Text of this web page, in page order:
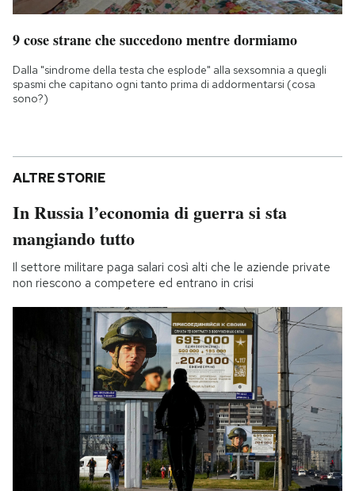
9 cose strane che succedono mentre dormiamo
Dalla "sindrome della testa che esplode" alla sexsomnia a quegli
spasmi che capitano ogni tanto prima di addormentarsi (cosa
sono?)
ALTRE STORIE
In Russia l’economia di guerra si sta
mangiando tutto
Il settore militare paga salari così alti che le aziende private
non riescono a competere ed entrano in crisi